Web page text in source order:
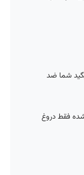
شما ضد
فقط دروغ